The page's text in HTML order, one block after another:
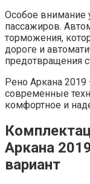
Особое внимание
пассажиров.
торможения,
дороге и
предотвращения
Рено Аркана 2019
современные
комфортное и
Аркана
вариант